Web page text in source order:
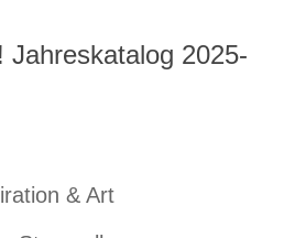
Jahreskatalog 2025-
& Art